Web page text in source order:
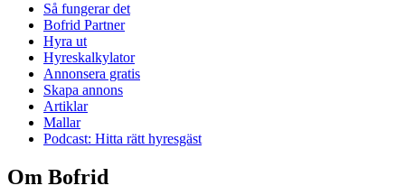
Så fungerar det
Bofrid Partner
Hyra ut
Hyreskalkylator
Annonsera gratis
Skapa annons
Artiklar
Mallar
Podcast: Hitta rätt hyresgäst
Om Bofrid